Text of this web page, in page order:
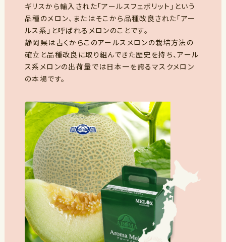
ギリスから輸入された「アールスフェボリット」という
品種のメロン、またはそこから品種改良された「アー
ルス系」と呼ばれるメロンのことです。
静岡県は古くからこのアールスメロンの栽培方法の
確立と品種改良に取り組んできた歴史を持ち、アール
ス系メロンの出荷量では日本一を誇るマスクメロン
の本場です。